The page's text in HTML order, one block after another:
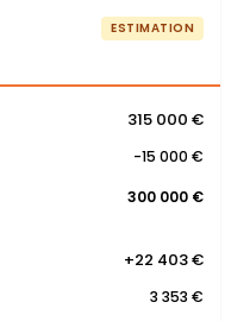
ESTIMATION
315 000 €
-15 000 €
300 000 €
+22 403 €
3 353 €